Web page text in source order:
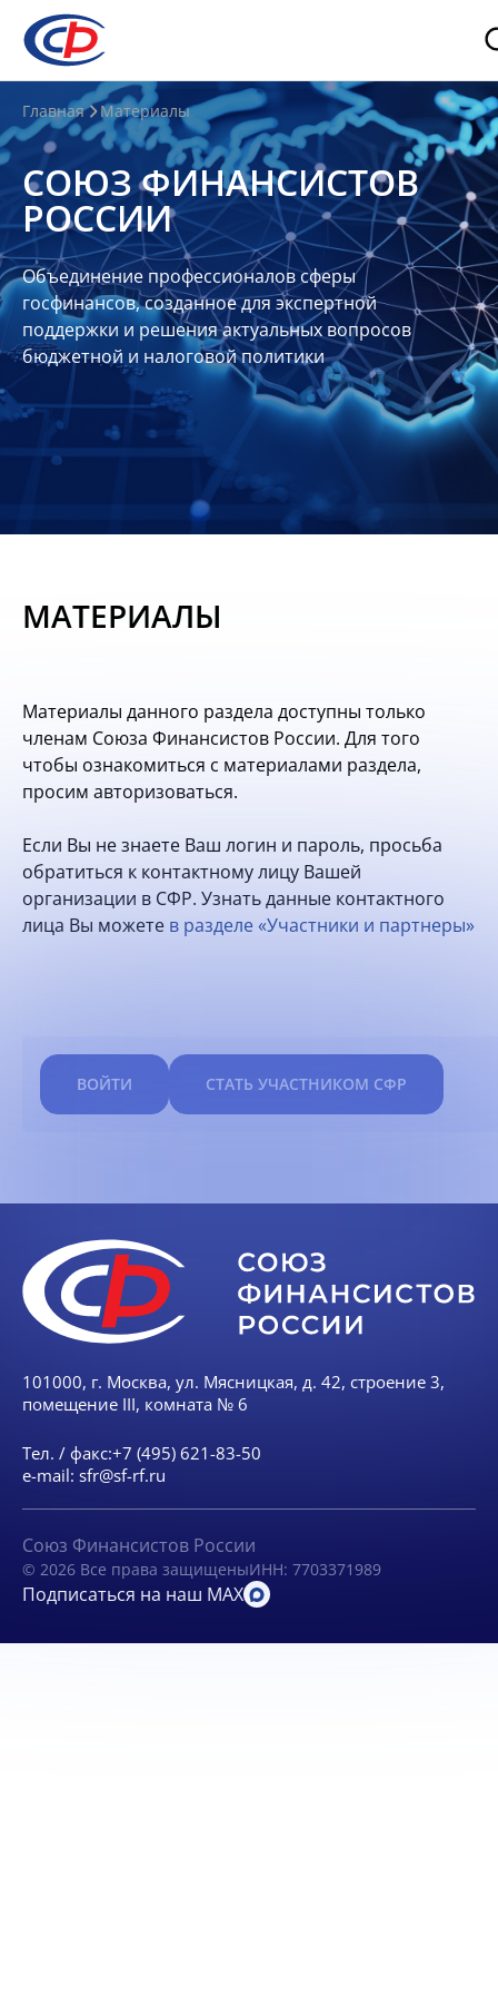
О
нас
О
СФР
Совет
Союза
Участники
Планы
отчеты
Контакты
Материалы
опытом
Вступить
Главная Материалы
СОЮЗ ФИНАНСИСТОВ
РОССИИ
Объединение профессионалов сферы
госфинансов, созданное для экспертной
поддержки и решения актуальных вопросов
бюджетной и налоговой политики
МАТЕРИАЛЫ
Материалы данного раздела доступны только
членам Союза Финансистов России. Для того
чтобы ознакомиться с материалами раздела,
просим авторизоваться.
Если Вы не знаете Ваш логин и пароль, просьба
обратиться к контактному лицу Вашей
организации в СФР. Узнать данные контактного
лица Вы можете в разделе «Участники и партнеры»
ВОЙТИ СТАТЬ УЧАСТНИКОМ СФР
101000, г. Москва, ул. Мясницкая, д. 42, строение 3,
помещение III, комната № 6
Тел. / факс:+7 (495) 621-83-50
e-mail: sfr@sf-rf.ru
Союз Финансистов России
© 2026 Все права защищеныИНН: 7703371989
Подписаться на наш MAX